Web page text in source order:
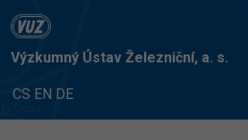
Výzkumný Ústav Železniční, a. s.
CS EN DE